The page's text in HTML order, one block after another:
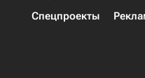
Спецпроекты